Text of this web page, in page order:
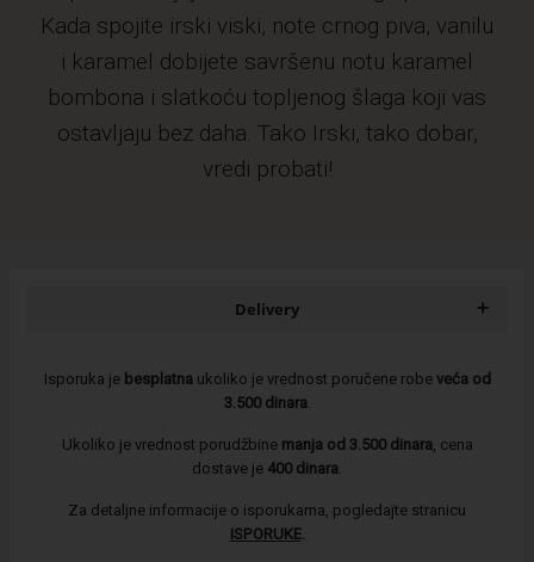
Kada spojite irski viski, note crnog piva, vanilu
i karamel dobijete savršenu notu karamel
bombona i slatkoću topljenog šlaga koji vas
ostavljaju bez daha. Tako Irski, tako dobar,
vredi probati!
Delivery +
Isporuka je besplatna ukoliko je vrednost poručene robe veća od
3.500 dinara.
Ukoliko je vrednost porudžbine manja od 3.500 dinara, cena
dostave je 400 dinara
Za detaljne informacije o isporukama, pogledajte stranicu
ISPORUKE.